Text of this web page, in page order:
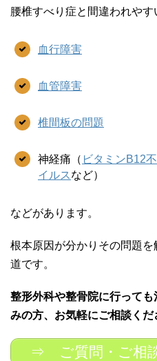
腰椎すべり症と間違われやす
血行障害
血管障害
椎間板の問題
神経痛（ ビタミンB12
イルス など）
などがあります。
根本原因が分かりその問題
道です。
整形外科や整骨院に行って
みの方、お気軽にご相談くだ
⇒ ご質問・ご相